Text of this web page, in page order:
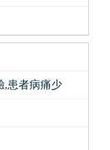
,患者病痛少